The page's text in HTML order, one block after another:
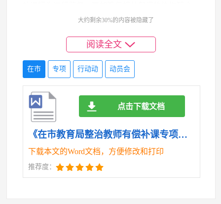
形成整治教师有偿补课的工作合力。
第四，要加强教育引导，提升教师的职业道德水
平。要通过开展师德师风专题教育活动，组织教师学
正确的教育观念和职业理想。要加强教师的思想政治
工作，关心教师的工作和生活，为教师提供良好的工
作环境和发展空间，激发教师的工作热情和责任感。
取得实效
大约剩余30%的内容被隐藏了
阅读全文
在市 专项 行动动 动员会
《在市教育局整治教师有偿补课专项行动动员会上的讲话.doc》
下载本文的Word文档，方便修改和打印
推荐度：
点击下载文档